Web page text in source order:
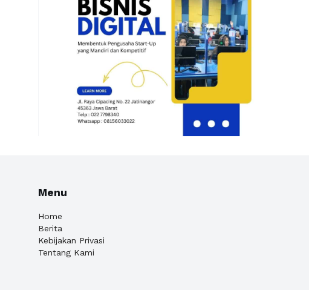
Menu
Home
Berita
Kebijakan Privasi
Tentang Kami